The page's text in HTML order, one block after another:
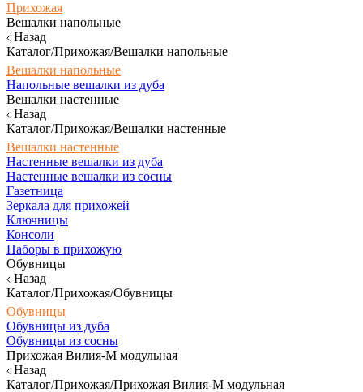
Прихожая
Вешалки напольные
Назад
Каталог/Прихожая/Вешалки напольные
Вешалки напольные
Напольные вешалки из дуба
Вешалки настенные
Назад
Каталог/Прихожая/Вешалки настенные
Вешалки настенные
Настенные вешалки из дуба
Настенные вешалки из сосны
Газетница
Зеркала для прихожей
Ключницы
Консоли
Наборы в прихожую
Обувницы
Назад
Каталог/Прихожая/Обувницы
Обувницы
Обувницы из дуба
Обувницы из сосны
Прихожая Вилия-М модульная
Назад
Каталог/Прихожая/Прихожая Вилия-М модульная